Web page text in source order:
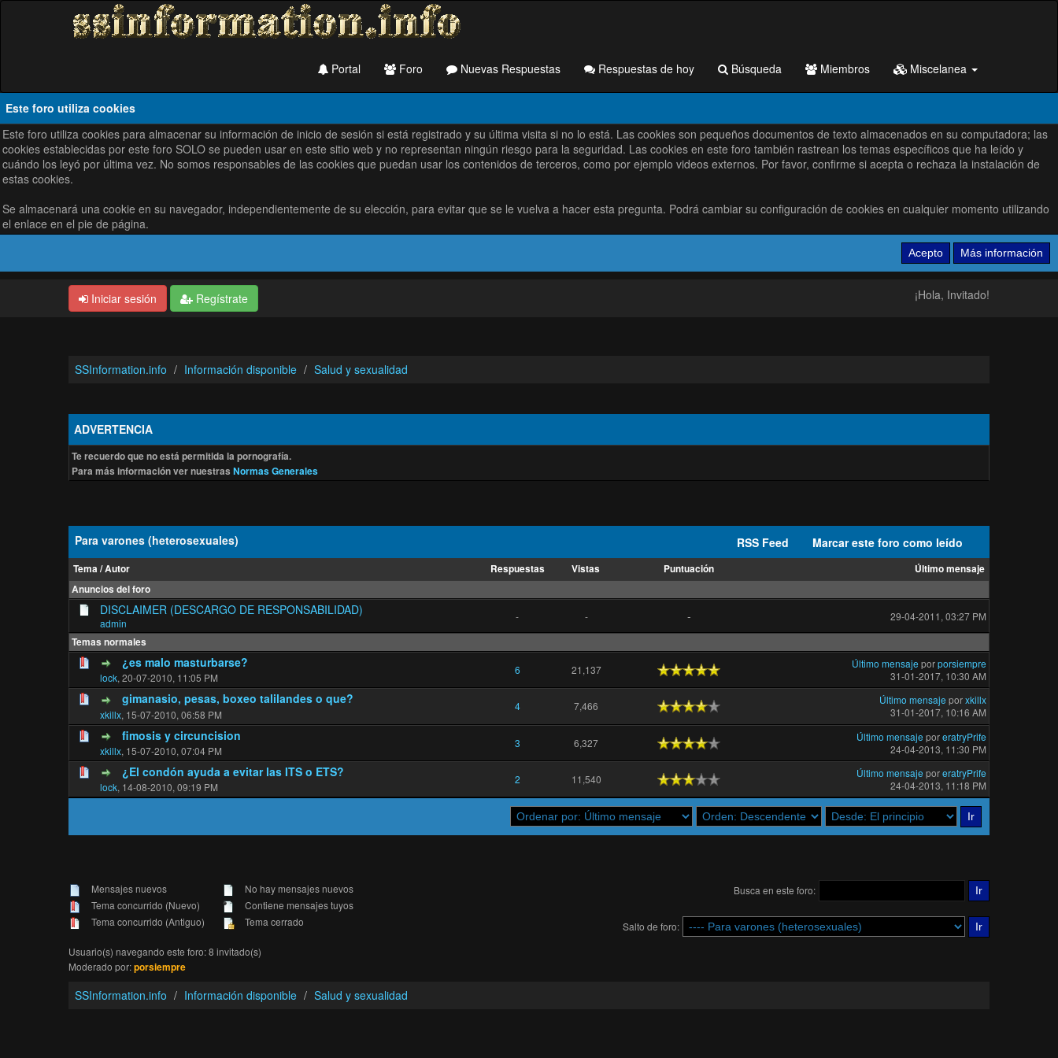
Portal Foro Nuevas Respuestas Respuestas de hoy Búsqueda Miembros Miscelanea
Este foro utiliza cookies
Este foro utiliza cookies para almacenar su información de inicio de sesión si está registrado y su última visita si no lo está. Las cookies son pequeños documentos de texto almacenados en su computadora; las
cookies establecidas por este foro SOLO se pueden usar en este sitio web y no representan ningún riesgo para la seguridad. Las cookies en este foro también rastrean los temas específicos que ha leído y
cuándo los leyó por última vez. No somos responsables de las cookies que puedan usar los contenidos de terceros, como por ejemplo videos externos. Por favor, confirme si acepta o rechaza la instalación de
estas cookies.
Se almacenará una cookie en su navegador, independientemente de su elección, para evitar que se le vuelva a hacer esta pregunta. Podrá cambiar su configuración de cookies en cualquier momento utilizando
el enlace en el pie de página.
Iniciar sesión Regístrate ¡Hola, Invitado!
SSInformation.info Información disponible Salud y sexualidad
ADVERTENCIA
Te recuerdo que no está permitida la pornografía.
Para más información ver nuestras Normas Generales
Para varones (heterosexuales) RSS Feed Marcar este foro como leído
Tema /Autor Respuestas Vistas Puntuación
Último mensaje
Anuncios del foro
DISCLAIMER (DESCARGO DE RESPONSABILIDAD)
admin
- - -
29-04-2011, 03:27 PM
Temas normales
¿es malo masturbarse?
lock, 20-07-2010, 11:05 PM
6 21,137
3 voto(s) - Media 5 de 5 Último mensaje porporsiempre
31-01-2017, 10:30 AM
gimanasio, pesas, boxeo talilandes o que?
xkillx, 15-07-2010, 06:58 PM
4 7,466
4 voto(s) - Media 4.25 de 5
12345 Último mensaje porxkillx
31-01-2017, 10:16 AM
fimosis y circuncision
xkillx, 15-07-2010, 07:04 PM
3 6,327
10 voto(s) - Media 3.5 de 5 Último mensaje poreratryPrife
24-04-2013, 11:30 PM
¿El condón ayuda a evitar las ITS o ETS?
lock, 14-08-2010, 09:19 PM
2 11,540
4 voto(s) - Media 3 de 5
12345 Último mensaje poreratryPrife
24-04-2013, 11:18 PM
Mensajes nuevos
Tema concurrido (Nuevo)
Tema concurrido (Antiguo)
No hay mensajes nuevos
Contiene mensajes tuyos
Tema cerrado
Busca en este foro:
Salto de foro:
Usuario(s) navegando este foro: 8 invitado(s)
Moderado por:porsiempre
SSInformation.info Información disponible Salud y sexualidad